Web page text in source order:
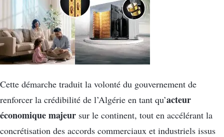
Cette démarche traduit la volonté du gouvernement de
renforcer la crédibilité de l’Algérie en tant qu’acteur
économique majeur sur le continent, tout en accélérant la
concrétisation des accords commerciaux et industriels issus